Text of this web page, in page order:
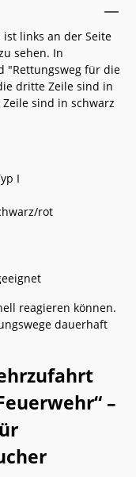
links an der Seite
sehen. In
"Rettungsweg für die
dritte Zeile sind in
sind in schwarz
I
rot
reagieren können.
dauerhaft
–